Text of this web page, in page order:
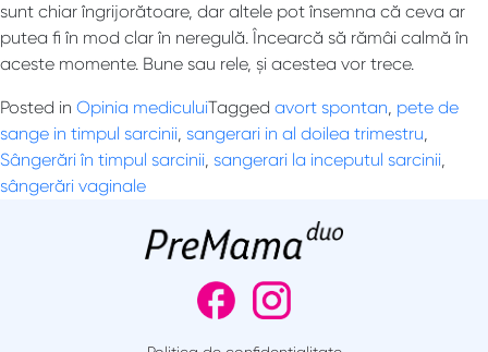
sunt chiar îngrijorătoare, dar altele pot însemna că ceva ar
putea fi în mod clar în neregulă. Încearcă să rămâi calmă în
aceste momente. Bune sau rele, și acestea vor trece.
Posted in Opinia mediculuiTagged avort spontan, pete de
sange in timpul sarcinii, sangerari in al doilea trimestru,
Sângerări în timpul sarcinii, sangerari la inceputul sarcinii,
sângerări vaginale